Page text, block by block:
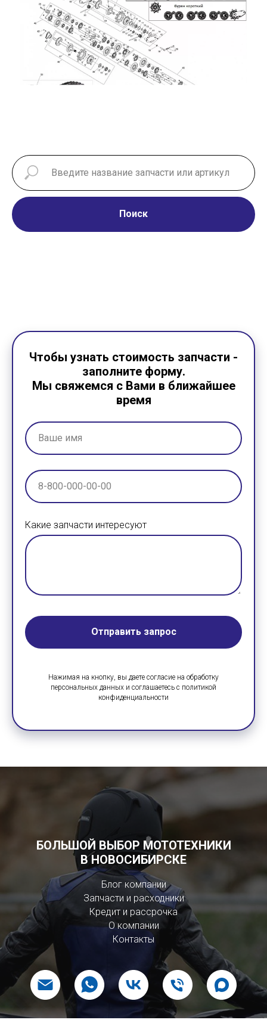
Поиск
Чтобы узнать стоимость запчасти -
заполните форму.
Мы свяжемся с Вами в ближайшее
время
Какие запчасти интересуют
Отправить запрос
Нажимая на кнопку, вы даете согласие на обработку
персональных данных и соглашаетесь c политикой
конфиденциальности
БОЛЬШОЙ ВЫБОР МОТОТЕХНИКИ
В НОВОСИБИРСКЕ
Блог компании
Запчасти и расходники
Кредит и рассрочка
О компании
Контакты